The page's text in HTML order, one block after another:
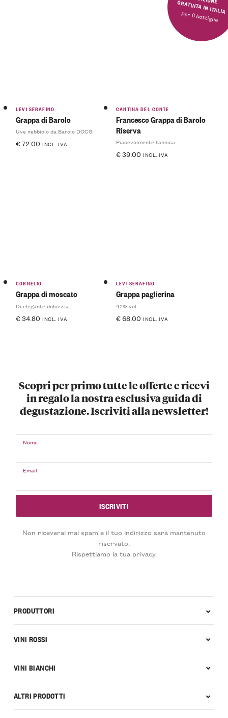
SPEDIZIONE GRATUITA IN ITALIA
per 6 bottiglie
LEVI SERAFINO
Grappa di Barolo
Uve nebbiolo da Barolo DOCG
€72.00 INCL. IVA
CANTINA DEL CONTE
Francesco Grappa di Barolo
Riserva
Piacevolmente tannica
€39.00 INCL. IVA
CORNELIO
Grappa di moscato
Di elegante dolcezza
€34.80 INCL. IVA
LEVI SERAFINO
Grappa paglierina
42% vol.
€68.00 INCL. IVA
Scopri per primo tutte le offerte e ricevi
in regalo la nostra esclusiva guida di
degustazione. Iscriviti alla newsletter!
Nome
Email
Non riceverai mai spam e il tuo indirizzo sarà mantenuto
riservato.
Rispettiamo la tua privacy.
PRODUTTORI
VINI ROSSI
VINI BIANCHI
ALTRI PRODOTTI